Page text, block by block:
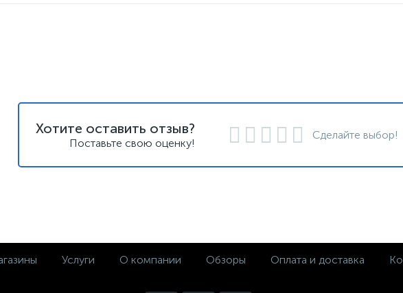
Хотите оставить отзыв?
Поставьте свою оценку!
Сделайте выбор!
Услуги О компании Обзоры Оплата и доставка